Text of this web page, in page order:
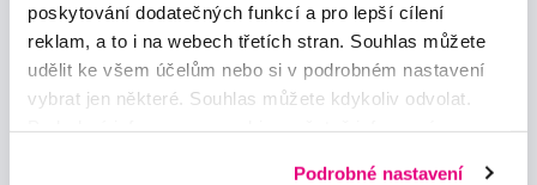
poskytování dodatečných funkcí a pro lepší cílení
reklam, a to i na webech třetích stran. Souhlas můžete
udělit ke všem účelům nebo si v podrobném nastavení
vybrat jen některé. Souhlas můžete kdykoliv odvolat.
Podrobné nastavení
Odebírat
Chci dostávat informace o novinkách a akčních nabídkách